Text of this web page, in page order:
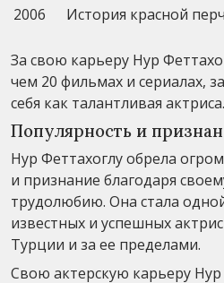
2006
История красной
За свою карьеру Нур
чем 20 фильмах и сериалах,
себя как талантливая актриса.
Популярность и
Нур Феттахоглу обрела
и признание благодаря
трудолюбию. Она стала
известных и успешных
Турции и за ее пределами.
Свою актерскую карьеру Нур